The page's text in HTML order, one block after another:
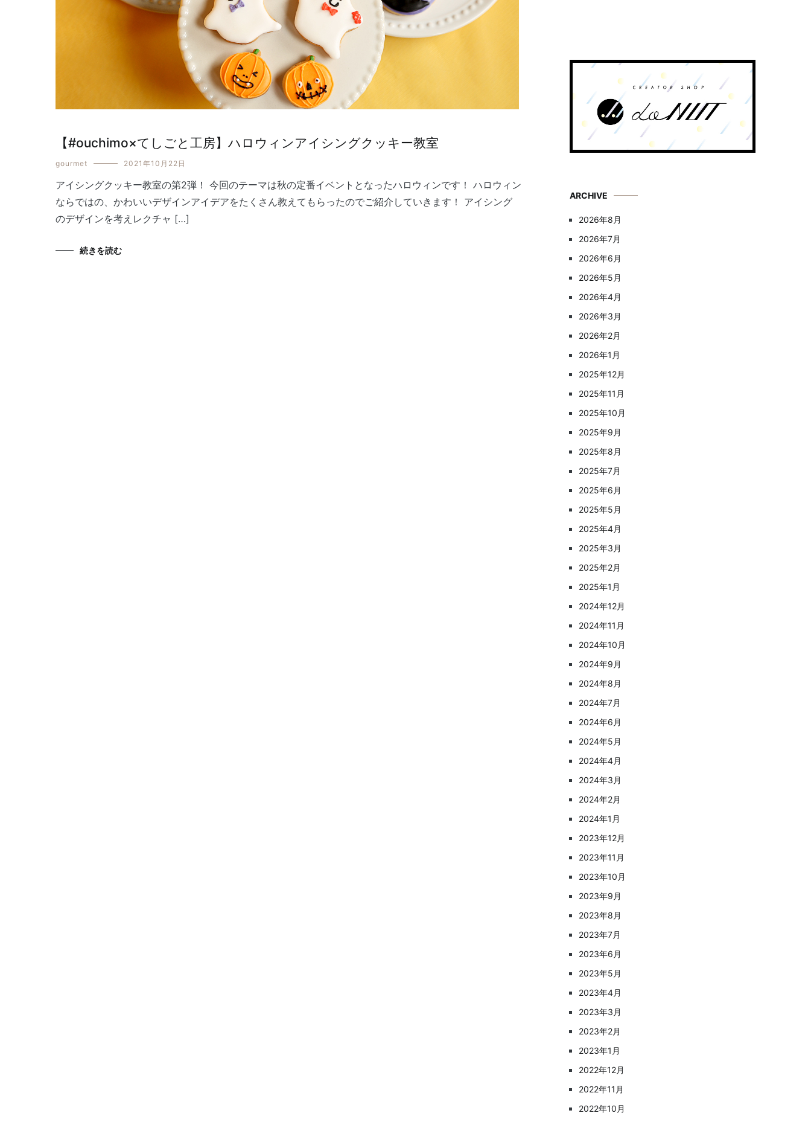
【#ouchimo×てしごと工房】ハロウィンアイシングクッキー教室
gourmet 2021年10月22日
アイシングクッキー教室の第2弾！ 今回のテーマは秋の定番イベントとなったハロウィンです！ ハロウィン
ならではの、かわいいデザインアイデアをたくさん教えてもらったのでご紹介していきます！ アイシング
のデザインを考えレクチャ […]
続きを読む
ARCHIVE
2026年8月
2026年7月
2026年6月
2026年5月
2026年4月
2026年3月
2026年2月
2026年1月
2025年12月
2025年11月
2025年10月
2025年9月
2025年8月
2025年7月
2025年6月
2025年5月
2025年4月
2025年3月
2025年2月
2025年1月
2024年12月
2024年11月
2024年10月
2024年9月
2024年8月
2024年7月
2024年6月
2024年5月
2024年4月
2024年3月
2024年2月
2024年1月
2023年12月
2023年11月
2023年10月
2023年9月
2023年8月
2023年7月
2023年6月
2023年5月
2023年4月
2023年3月
2023年2月
2023年1月
2022年12月
2022年11月
2022年10月